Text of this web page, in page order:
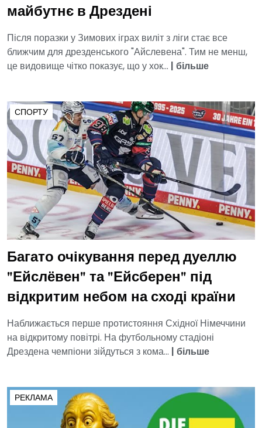
майбутнє в Дрездені
Після поразки у Зимових іграх виліт з ліги стає все
ближчим для дрезденського "Айслевена". Тим не менш,
це видовище чітко показує, що у хок... | більше
СПОРТУ
Багато очікування перед дуеллю
"Ейслёвен" та "Ейсберен" під
відкритим небом на сході країни
Наближається перше протистояння Східної Німеччини
на відкритому повітрі. На футбольному стадіоні
Дрездена чемпіони зійдуться з кома... | більше
РЕКЛАМА